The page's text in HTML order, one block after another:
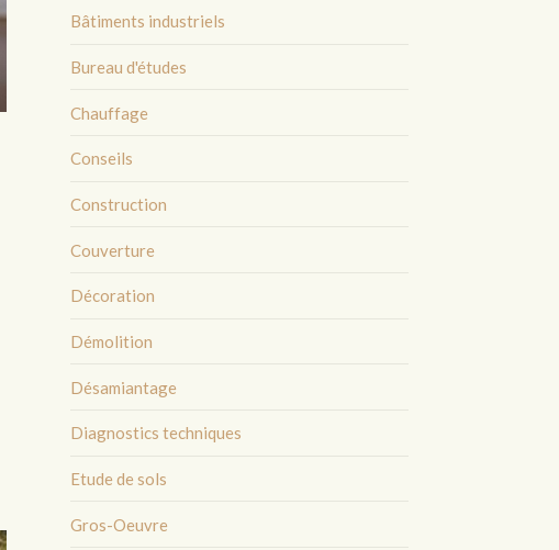
Bâtiments industriels
Bureau d'études
Chauffage
Conseils
Construction
Couverture
Décoration
Démolition
Désamiantage
Diagnostics techniques
Etude de sols
Gros-Oeuvre